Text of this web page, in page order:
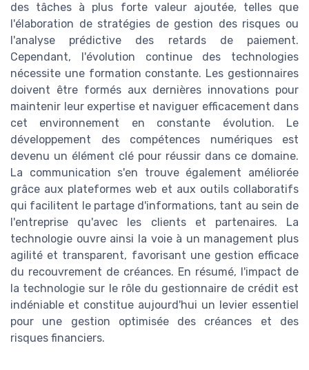
des tâches à plus forte valeur ajoutée, telles que
l'élaboration de stratégies de gestion des risques ou
l'analyse prédictive des retards de paiement.
Cependant, l'évolution continue des technologies
nécessite une formation constante. Les gestionnaires
doivent être formés aux dernières innovations pour
maintenir leur expertise et naviguer efficacement dans
cet environnement en constante évolution. Le
développement des compétences numériques est
devenu un élément clé pour réussir dans ce domaine.
La communication s'en trouve également améliorée
grâce aux plateformes web et aux outils collaboratifs
qui facilitent le partage d'informations, tant au sein de
l'entreprise qu'avec les clients et partenaires. La
technologie ouvre ainsi la voie à un management plus
agilité et transparent, favorisant une gestion efficace
du recouvrement de créances. En résumé, l'impact de
la technologie sur le rôle du gestionnaire de crédit est
indéniable et constitue aujourd'hui un levier essentiel
pour une gestion optimisée des créances et des
risques financiers.